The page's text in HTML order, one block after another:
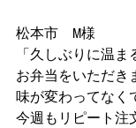
松本市　M様
「久しぶりに温
お弁当をいただき
味が変わってなく
今週もリピート注